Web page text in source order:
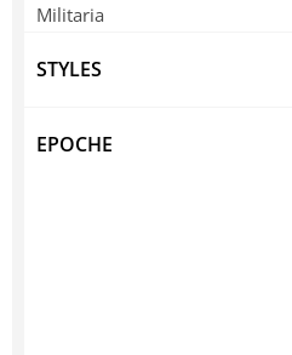
Militaria
STYLES
EPOCHE